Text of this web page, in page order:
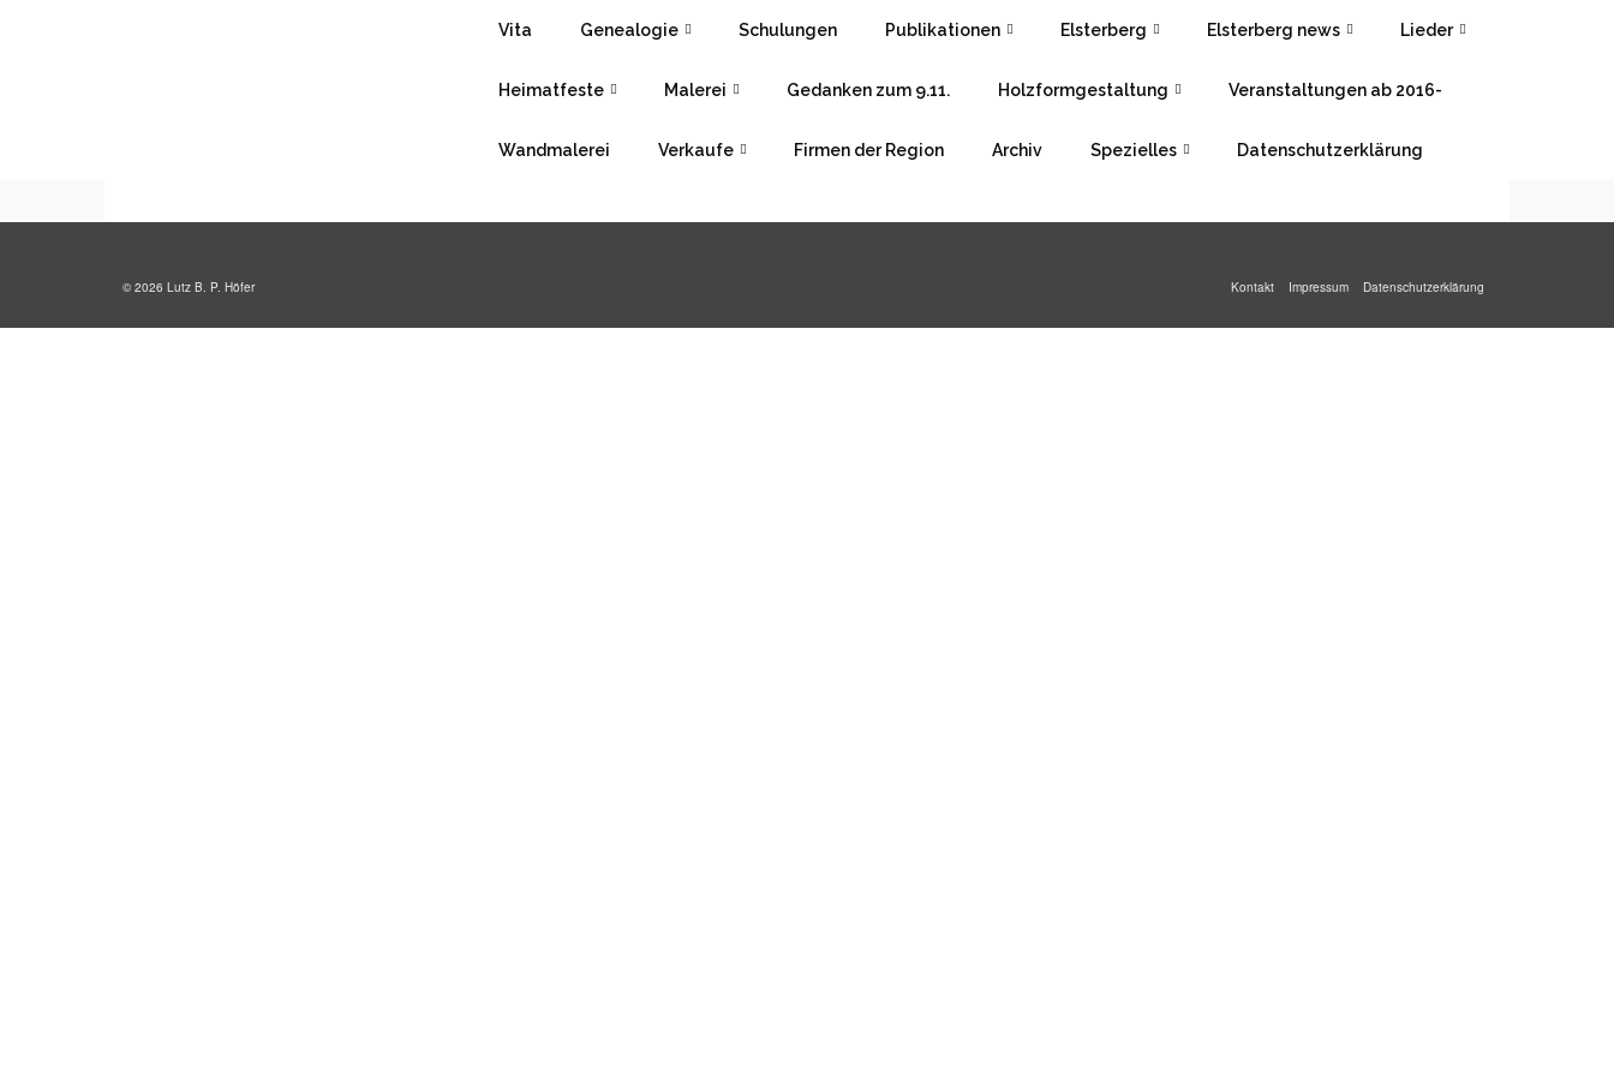
Vita Genealogie Schulungen Publikationen Elsterberg Elsterberg news Lieder
Heimatfeste Malerei Gedanken zum 9.11. Holzformgestaltung Veranstaltungen ab 2016-
Wandmalerei Verkaufe Firmen der Region Archiv Spezielles Datenschutzerklärung
Kontakt Impressum Datenschutzerklärung
© 2026 Lutz B. P. Höfer